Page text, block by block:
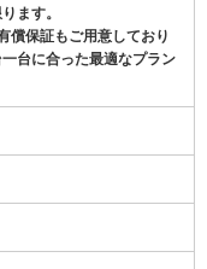
ます。
償保証もご用意しており
台に合った最適なプラン